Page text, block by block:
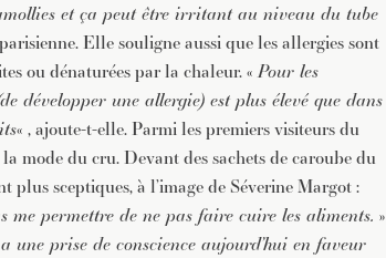
et ça peut être irritant au niveau du tube
Elle souligne aussi que les allergies sont
ou dénaturées par la chaleur. «Pour les
développer une allergie) est plus élevé que dans
« , ajoute-t-elle. Parmi les premiers visiteurs du
mode du cru. Devant des sachets de caroube du
plus sceptiques, à l’image de Séverine Margot :
me permettre de ne pas faire cuire les aliments. »
une prise de conscience aujourd’hui en faveur